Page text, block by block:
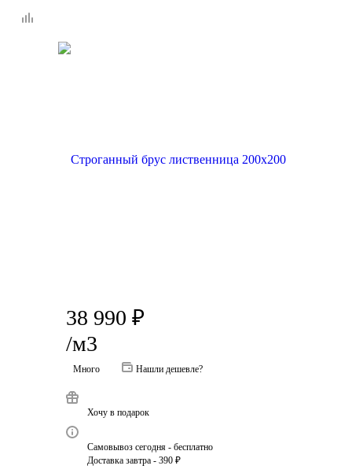
38 990 ₽
/м3
Много Нашли дешевле?
Хочу в подарок
Самовывоз сегодня - бесплатно
Доставка завтра - 390 ₽